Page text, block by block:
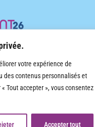
votre expérience de
des contenus personnalisés et
Tout accepter », vous consentez
Accepter tout
le recrutement et le
d’activité. Contrats CDI